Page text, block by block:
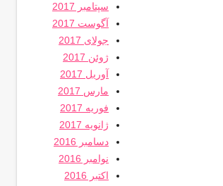
سپتامبر 2017
آگوست 2017
جولای 2017
ژوئن 2017
آوریل 2017
مارس 2017
فوریه 2017
ژانویه 2017
دسامبر 2016
نوامبر 2016
اکتبر 2016